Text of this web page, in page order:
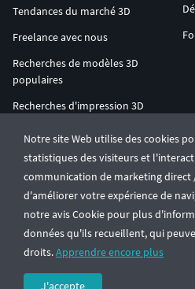
Notre site Web utilise des cookies
statistiques des visiteurs et
communication de marketing
d'améliorer votre expérience de
notre avis Cookie pour plus
données qu'ils recueillent, qui
droits.Apprendre encore plus
J'accepte
Tendances du marché 3D
Freelance avec nous
Recherches de modèles 3D
populaires
Recherches d'impression 3D
ENTERPRISE 3D AT SCALE
© CGTrader 2011-2026
UAB CGTrader, Antakalnio st. 17,
Conditions généralesConfidentialité🇫🇷